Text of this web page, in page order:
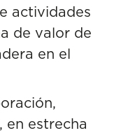
actividades
de valor de
en el
en estrecha